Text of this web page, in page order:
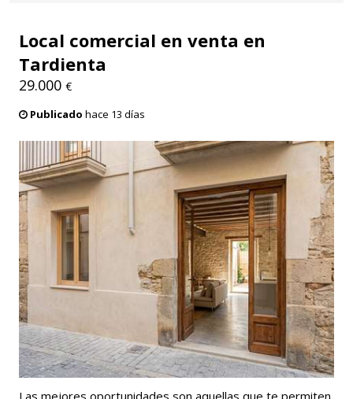
Local comercial en venta en
Tardienta
29.000 €
Publicado hace 13 días
Las mejores oportunidades son aquellas que te permiten